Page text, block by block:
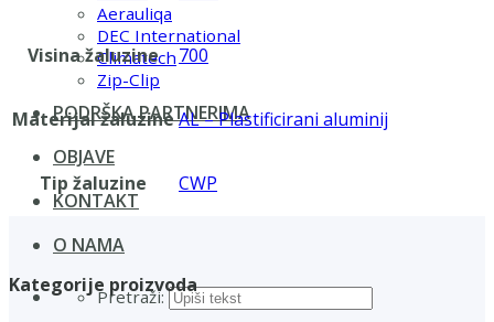
Aerauliqa
DEC International
Climatech
Zip-Clip
PODRŠKA PARTNERIMA
OBJAVE
KONTAKT
O NAMA
Pretraži:
Visina žaluzine 700
Materijal žaluzineAL – Plastificirani aluminij
Tip žaluzine CWP
Kategorije proizvoda